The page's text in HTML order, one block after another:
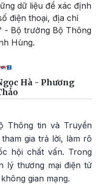
dữ liệu để xác định
điện thoại, địa chỉ
- Bộ trưởng Bộ Thông
Hùng.
Hà - Phương
Thông tin và Truyền
gia trả lời, làm rõ
hội chất vấn. Trong
lý thương mại điện tử
gian mạng.